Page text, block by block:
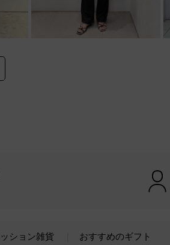
ション雑貨 おすすめのギフト